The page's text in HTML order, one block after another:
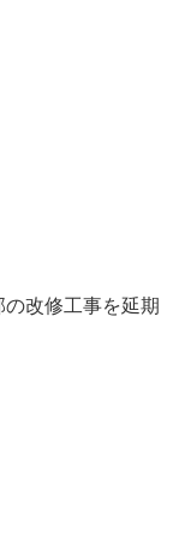
改修工事を延期